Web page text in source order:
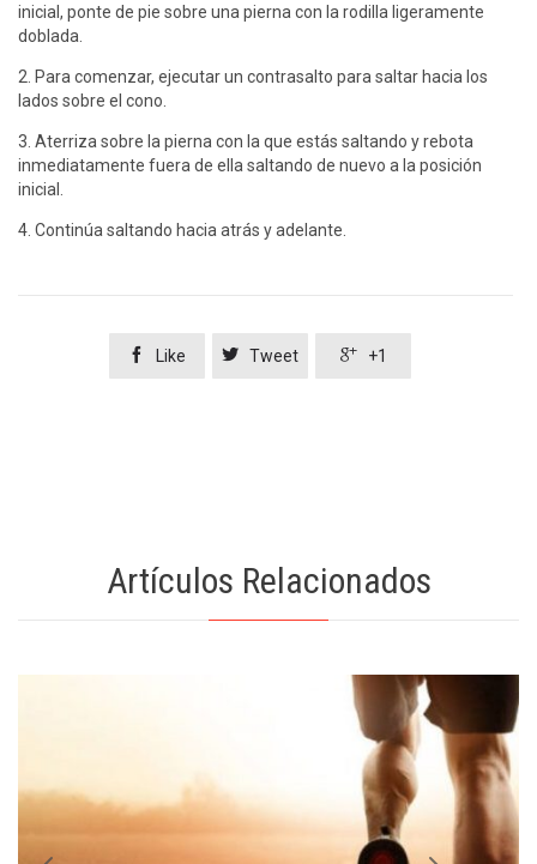
inicial, ponte de pie sobre una pierna con la rodilla ligeramente
doblada.
2. Para comenzar, ejecutar un contrasalto para saltar hacia los
lados sobre el cono.
3. Aterriza sobre la pierna con la que estás saltando y rebota
inmediatamente fuera de ella saltando de nuevo a la posición
inicial.
4. Continúa saltando hacia atrás y adelante.
 Like  Tweet  +1
Artículos Relacionados